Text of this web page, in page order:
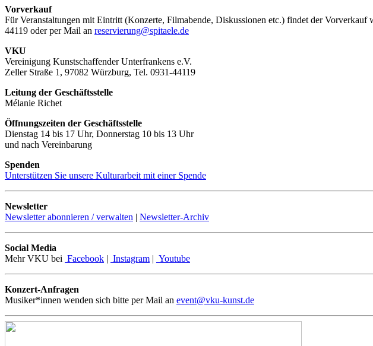
Vorverkauf
Für Veranstaltungen mit Eintritt (Konzerte, Filmabende, Diskussionen etc.) findet der
44119 oder per Mail an reservierung@spitaele.de
VKU
Vereinigung Kunstschaffender Unterfrankens e.V.
Zeller Straße 1, 97082 Würzburg, Tel. 0931-44119
Leitung der Geschäftsstelle
Mélanie Richet
Öffnungszeiten der Geschäftsstelle
Dienstag 14 bis 17 Uhr, Donnerstag 10 bis 13 Uhr
und nach Vereinbarung
Spenden
Unterstützen Sie unsere Kulturarbeit mit einer Spende
Newsletter
Newsletter abonnieren / verwalten | Newsletter-Archiv
Social Media
Mehr VKU bei Facebook | Instagram | Youtube
Konzert-Anfragen
Musiker*innen wenden sich bitte per Mail an event@vku-kunst.de